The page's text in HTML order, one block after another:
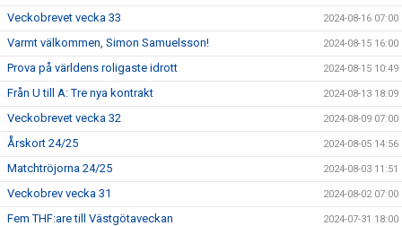
Veckobrevet vecka 33 2024-08-16 07:00
Varmt välkommen, Simon Samuelsson! 2024-08-15 16:00
Prova på världens roligaste idrott 2024-08-15 10:49
Från U till A: Tre nya kontrakt 2024-08-13 18:09
Veckobrevet vecka 32 2024-08-09 07:00
Årskort 24/25 2024-08-05 14:56
Matchtröjorna 24/25 2024-08-03 11:51
Veckobrev vecka 31 2024-08-02 07:00
Fem THF:are till Västgötaveckan 2024-07-31 18:00